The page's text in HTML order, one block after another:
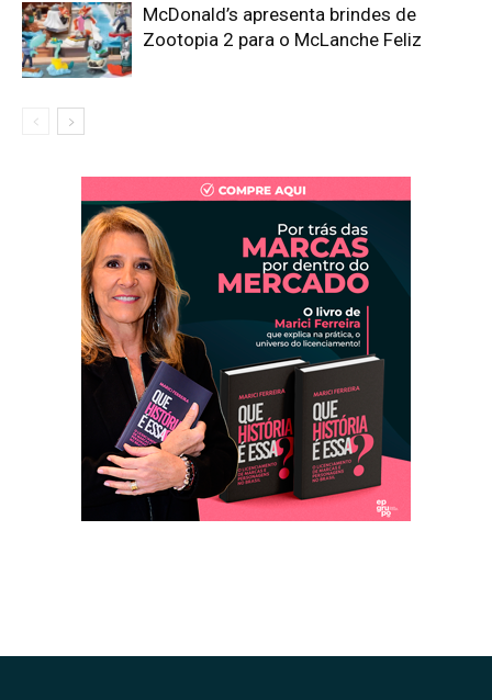
McDonald’s apresenta brindes de
Zootopia 2 para o McLanche Feliz